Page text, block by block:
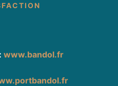
www.bandol.fr